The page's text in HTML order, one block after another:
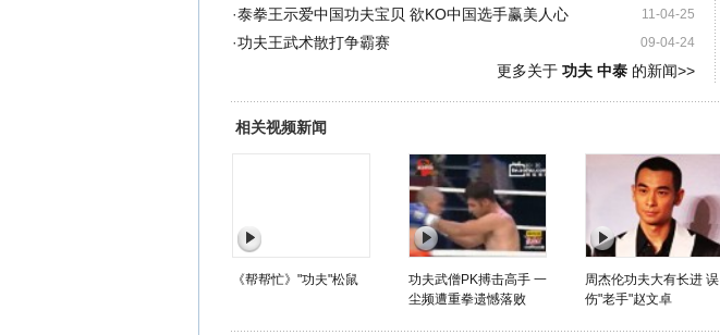
11-04-25
·泰拳王示爱中国功夫宝贝 欲KO中国选手赢美人心
09-04-24
·功夫王武术散打争霸赛
更多关于 功夫 中泰的新闻>>
相关视频新闻
《帮帮忙》"功夫"松鼠
功夫武僧PK搏击高手 一
尘频遭重拳遗憾落败
周杰伦功夫大有长进 误
伤"老手"赵文卓